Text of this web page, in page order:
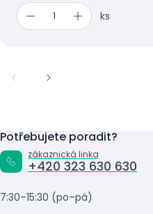
ks
Potřebujete poradit?
zákaznická linka
+420 323 630 630
7:30–15:30 (po–pá)